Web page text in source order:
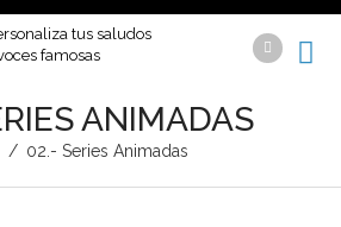
ANIMADAS
/ 02.- Series Animadas